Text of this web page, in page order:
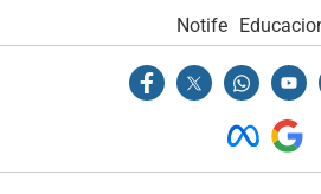
Notife